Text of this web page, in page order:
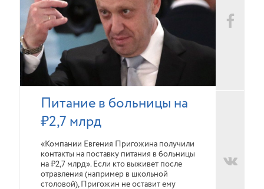
Питание в больницы на
₽2,7 млрд
«Компании Евгения Пригожина получили
контакты на поставку питания в больницы
на ₽2,7 млрд». Если кто выживет после
отравления (например в школьной
столовой), Пригожин не оставит ему